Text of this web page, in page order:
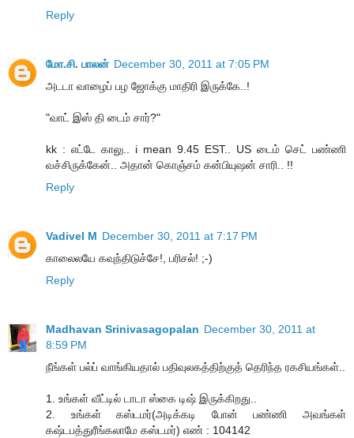
Reply
மோ.சி. பாலன் December 30, 2011 at 7:05 PM
அடடா வாழைப் பழ ஜோக்கு மாதிரி இருக்கே..!
"வாட் இஸ் தி டைம் சார்?"
kk : எட்டே காலு.. i mean 9.45 EST.. US டைம் செட் பண்ணி
வச்சிருக்கேன்.. அதான் கொஞ்சம் கன்பியுஷன் சாரி.. !!
Reply
Vadivel M December 30, 2011 at 7:17 PM
காலைலயே கவுந்திடுச்சே!, பரிசல்! ;-)
Reply
Madhavan Srinivasagopalan December 30, 2011 at
8:59 PM
நீங்கள் பல்ப் வாங்கியதால் பதிவுலகத்திற்குத் தெரிந்த ரகசியங்கள்..
1. உங்கள் வீட்டில் டாடா ஸ்கை டிஷ் இருக்கிறது..
2. உங்கள் கஸ்டமர்(அடிக்கடி போன் பண்ணி அவங்கள்
கஷ்டபத்துரீங்கலாமே கஸ்டமர்) எண் : 104142